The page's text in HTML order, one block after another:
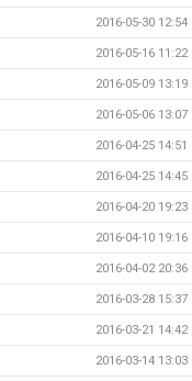
2016-05-30 12:54
2016-05-16 11:22
2016-05-09 13:19
2016-05-06 13:07
2016-04-25 14:51
2016-04-25 14:45
2016-04-20 19:23
2016-04-10 19:16
2016-04-02 20:36
2016-03-28 15:37
2016-03-21 14:42
2016-03-14 13:03